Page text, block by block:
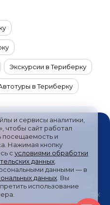
и сервисы аналитики,
чтобы сайт работал
посещаемость и
Нажимая кнопку
с условиями обработки
данных
данными — в
данных . Вы
использование
Экскурсии в Териберку
в Териберку
соглашение/
данных/Согласие на
/ Политика обработки
Согласие на обработку